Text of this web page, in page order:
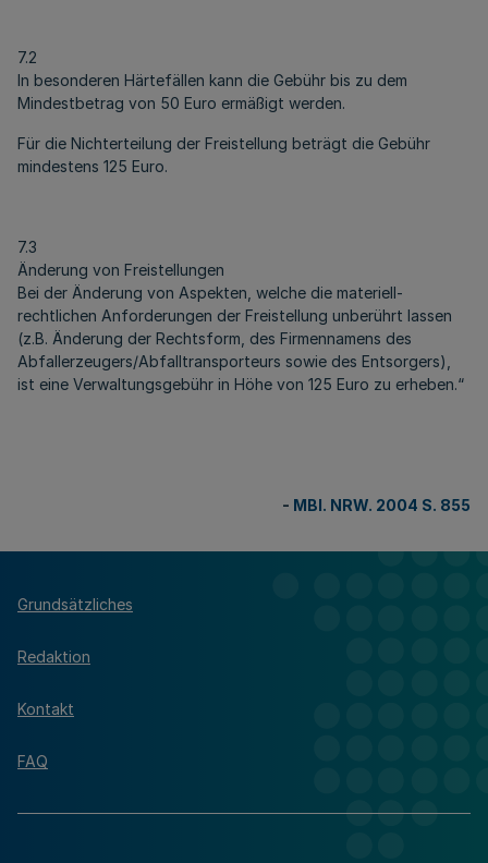
7.2
In besonderen Härtefällen kann die Gebühr bis zu dem
Mindestbetrag von 50 Euro ermäßigt werden.
Für die Nichterteilung der Freistellung beträgt die Gebühr
mindestens 125 Euro.
7.3
Änderung von Freistellungen
Bei der Änderung von Aspekten, welche die materiell-
rechtlichen Anforderungen der Freistellung unberührt lassen
(z.B. Änderung der Rechtsform, des Firmennamens des
Abfallerzeugers/Abfalltransporteurs sowie des Entsorgers),
ist eine Verwaltungsgebühr in Höhe von 125 Euro zu erheben.“
- MBl. NRW. 2004 S. 855
Grundsätzliches
Redaktion
Kontakt
FAQ